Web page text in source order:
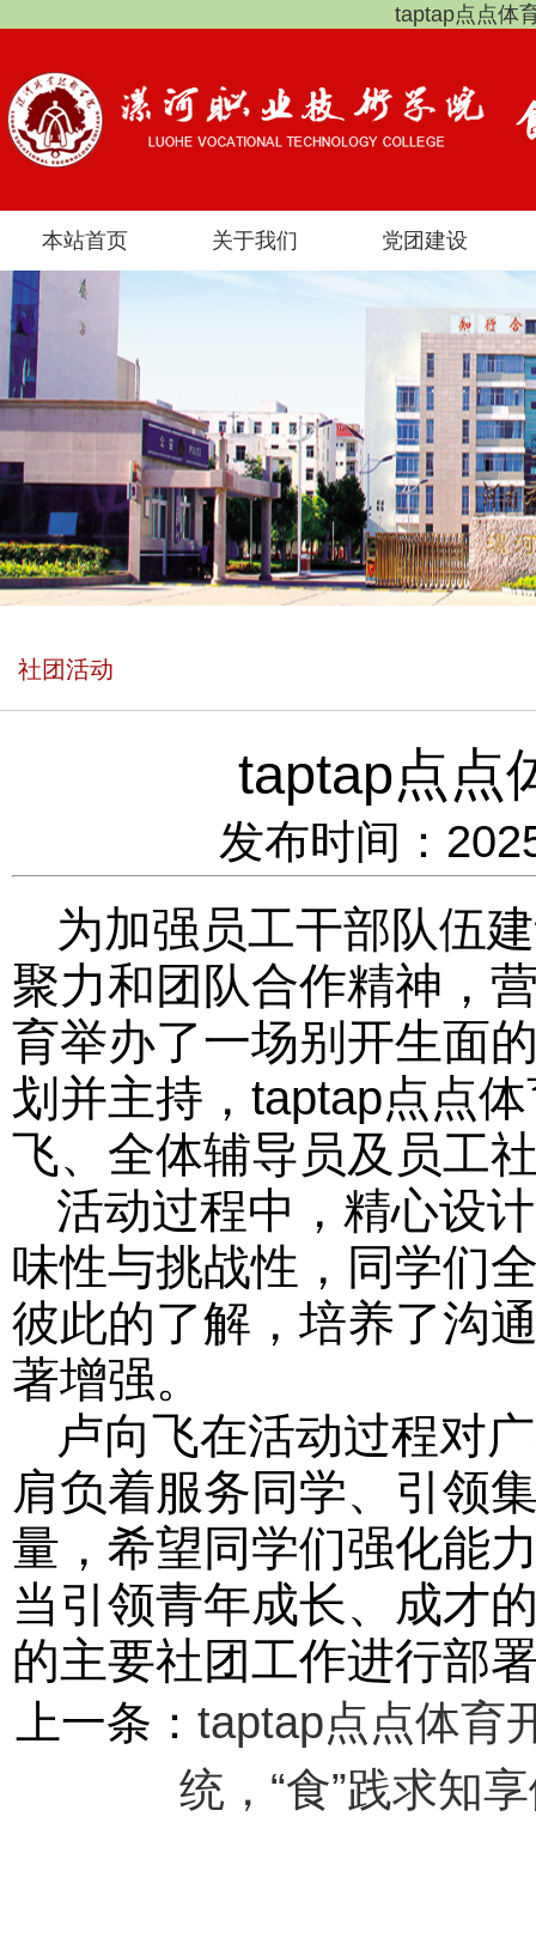
taptap点点体
本站首页 关于我们 党团建设
社团活动
taptap点点
发布时间：
为加强员工干部队伍
聚力和团队合作精神，
育举办了一场别开生面
划并主持，taptap点点
飞、全体辅导员及员工
活动过程中，精心设
味性与挑战性，同学们
彼此的了解，培养了沟
著增强。
卢向飞在活动过程对
肩负着服务同学、引领
量，希望同学们强化能
当引领青年成长、成才
的主要社团工作进行部
上一条： taptap点点体育
统，“食”践求知